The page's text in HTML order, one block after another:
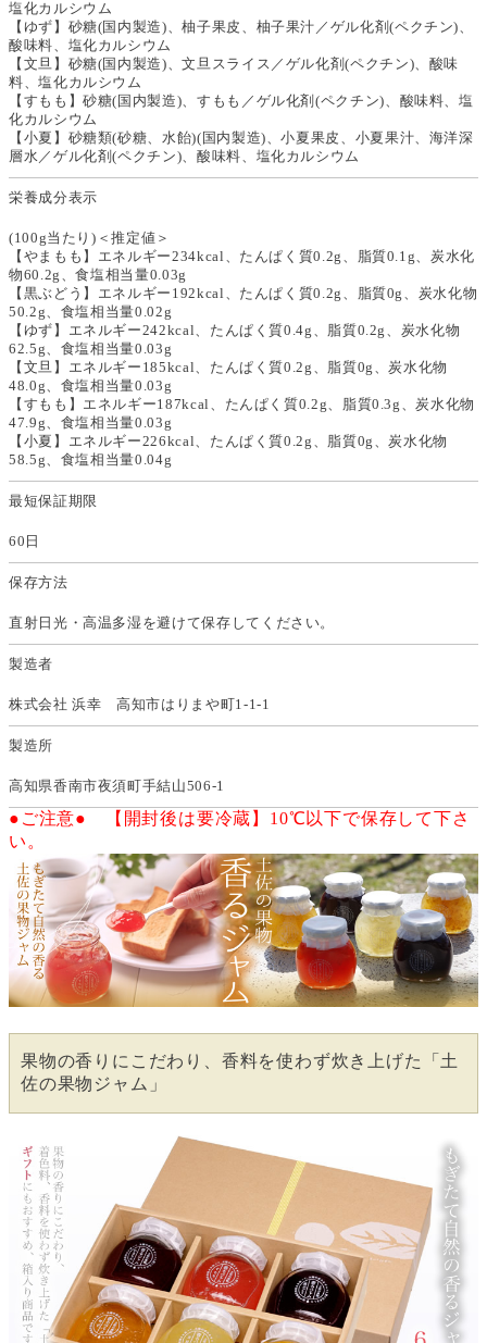
塩化カルシウム
【ゆず】砂糖(国内製造)、柚子果皮、柚子果汁／ゲル化剤(ペクチン)、
酸味料、塩化カルシウム
【文旦】砂糖(国内製造)、文旦スライス／ゲル化剤(ペクチン)、酸味
料、塩化カルシウム
【すもも】砂糖(国内製造)、すもも／ゲル化剤(ペクチン)、酸味料、塩
化カルシウム
【小夏】砂糖類(砂糖、水飴)(国内製造)、小夏果皮、小夏果汁、海洋深
層水／ゲル化剤(ペクチン)、酸味料、塩化カルシウム
栄養成分表示
(100g当たり)＜推定値＞
【やまもも】エネルギー234kcal、たんぱく質0.2g、脂質0.1g、炭水化
物60.2g、食塩相当量0.03g
【黒ぶどう】エネルギー192kcal、たんぱく質0.2g、脂質0g、炭水化物
50.2g、食塩相当量0.02g
【ゆず】エネルギー242kcal、たんぱく質0.4g、脂質0.2g、炭水化物
62.5g、食塩相当量0.03g
【文旦】エネルギー185kcal、たんぱく質0.2g、脂質0g、炭水化物
48.0g、食塩相当量0.03g
【すもも】エネルギー187kcal、たんぱく質0.2g、脂質0.3g、炭水化物
47.9g、食塩相当量0.03g
【小夏】エネルギー226kcal、たんぱく質0.2g、脂質0g、炭水化物
58.5g、食塩相当量0.04g
最短保証期限
60日
保存方法
直射日光・高温多湿を避けて保存してください。
製造者
株式会社 浜幸 高知市はりまや町1-1-1
製造所
高知県香南市夜須町手結山506-1
●ご注意● 【開封後は要冷蔵】10℃以下で保存して下さ
い。
果物の香りにこだわり、香料を使わず炊き上げた「土
佐の果物ジャム」